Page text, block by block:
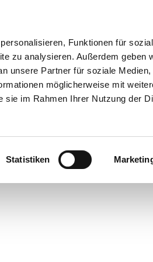
Funktionen für
zu analysieren. Außerdem geben
unsere Partner für soziale Medien,
möglicherweise mit
sie im Rahmen Ihrer Nutzung der
Statistiken